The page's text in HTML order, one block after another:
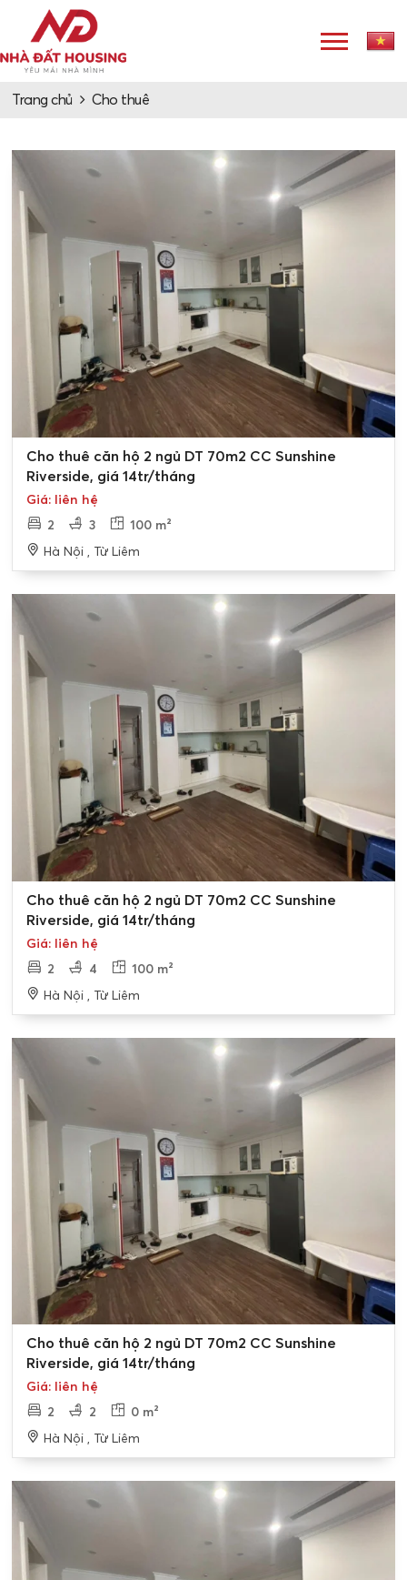
Trang chủ Cho thuê
Cho thuê căn hộ 2 ngủ DT 70m2 CC Sunshine
Riverside, giá 14tr/tháng
Giá: liên hệ
2
3 100 m²
Hà Nội , Từ Liêm
Cho thuê căn hộ 2 ngủ DT 70m2 CC Sunshine
Riverside, giá 14tr/tháng
Giá: liên hệ
2
4 100 m²
Hà Nội , Từ Liêm
Cho thuê căn hộ 2 ngủ DT 70m2 CC Sunshine
Riverside, giá 14tr/tháng
Giá: liên hệ
2
2 0 m²
Hà Nội , Từ Liêm